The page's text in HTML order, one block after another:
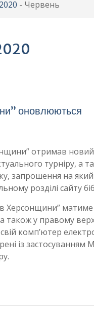
2020 - Червень
оновлюються
отримав
турніру, а
запрошення на
розділі сайту
Херсонщини”
також у правому
комп’ютер
із застосуванням